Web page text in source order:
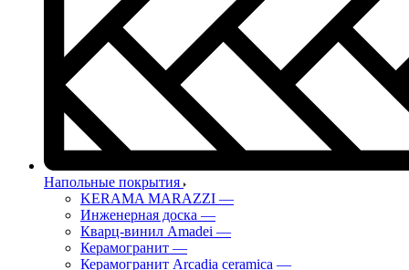
Напольные покрытия
KERAMA MARAZZI —
Инженерная доска —
Кварц-винил Amadei —
Керамогранит —
Керамогранит Arcadia ceramica —